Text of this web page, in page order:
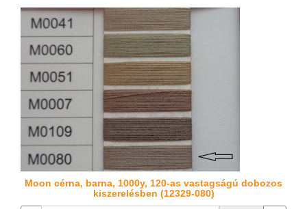
Moon cérna, barna, 1000y, 120-as vastagságú dobozos
kiszerelésben (12329-080)